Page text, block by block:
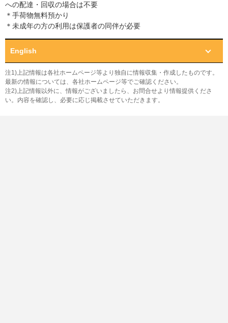
への配達・回収の場合は不要
＊手荷物無料預かり
＊未成年の方の利用は保護者の同伴が必要
English
注1)上記情報は各社ホームページ等より独自に情報収集・作成したものです。
最新の情報については、各社ホームページ等でご確認ください。
注2)上記情報以外に、情報がございましたら、お問合せより情報提供くださ
い。内容を確認し、必要に応じ掲載させていただきます。